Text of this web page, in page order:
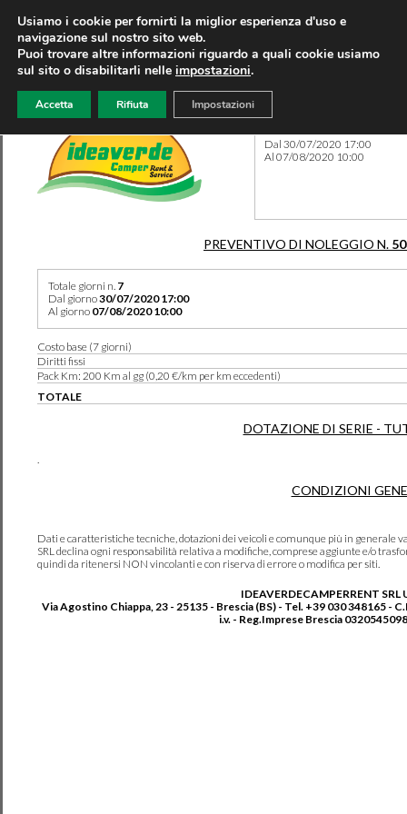
Dal 30/07/2020 17:00
Al 07/08/2020 10:00
PREVENTIVO DI NOLEGGIO N.
Totale giorni n. 7
Dal giorno30/07/2020 17:00
Al giorno 07/08/2020 10:00
Costo base (7 giorni)
Diritti fissi
Pack Km: 200 Km al gg (0,20 €/km per km eccedenti)
TOTALE
DOTAZIONE DI SERIE -
.
CONDIZIONI
Dati e caratteristiche tecniche, dotazioni dei veicoli e comunque più in generale
SRL declina ogni responsabilità relativa a modifiche, comprese aggiunte e/o
quindi da ritenersi NON vincolanti e con riserva di errore o modifica per siti.
IDEAVERDECAMPERRENT SRL
Via Agostino Chiappa, 23 - 25135 - Brescia (BS) - Tel. +39 030 348165 -
i.v. - Reg.Imprese Brescia
Usiamo i cookie per fornirti la miglior esperienza d'uso e
navigazione sul nostro sito web.
Puoi trovare altre informazioni riguardo a quali cookie usiamo
sul sito o disabilitarli nelle impostazioni.
Accetta Rifiuta Impostazioni